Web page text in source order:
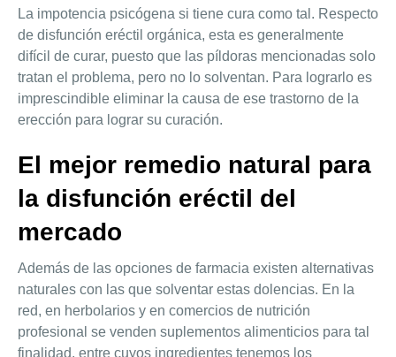
La impotencia psicógena si tiene cura como tal. Respecto
de disfunción eréctil orgánica, esta es generalmente
difícil de curar, puesto que las píldoras mencionadas solo
tratan el problema, pero no lo solventan. Para lograrlo es
imprescindible eliminar la causa de ese trastorno de la
erección para lograr su curación.
El mejor remedio natural para
la disfunción eréctil del
mercado
Además de las opciones de farmacia existen alternativas
naturales con las que solventar estas dolencias. En la
red, en herbolarios y en comercios de nutrición
profesional se venden suplementos alimenticios para tal
finalidad, entre cuyos ingredientes tenemos los